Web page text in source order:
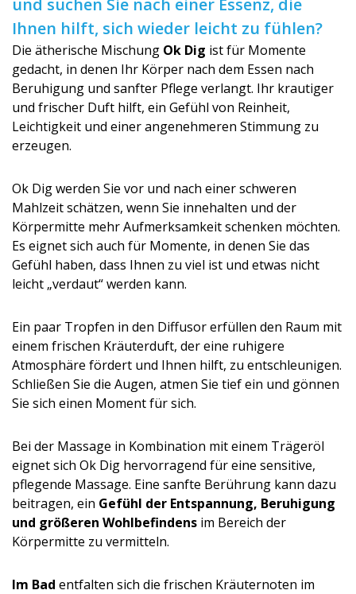
und suchen Sie nach einer Essenz, die
Ihnen hilft, sich wieder leicht zu fühlen?
Die ätherische Mischung Ok Dig ist für Momente
gedacht, in denen Ihr Körper nach dem Essen nach
Beruhigung und sanfter Pflege verlangt. Ihr krautiger
und frischer Duft hilft, ein Gefühl von Reinheit,
Leichtigkeit und einer angenehmeren Stimmung zu
erzeugen.
Ok Dig werden Sie vor und nach einer schweren
Mahlzeit schätzen, wenn Sie innehalten und der
Körpermitte mehr Aufmerksamkeit schenken möchten.
Es eignet sich auch für Momente, in denen Sie das
Gefühl haben, dass Ihnen zu viel ist und etwas nicht
leicht „verdaut“ werden kann.
Ein paar Tropfen in den Diffusor erfüllen den Raum mit
einem frischen Kräuterduft, der eine ruhigere
Atmosphäre fördert und Ihnen hilft, zu entschleunigen.
Schließen Sie die Augen, atmen Sie tief ein und gönnen
Sie sich einen Moment für sich.
Bei der Massage in Kombination mit einem Trägeröl
eignet sich Ok Dig hervorragend für eine sensitive,
pflegende Massage. Eine sanfte Berührung kann dazu
beitragen, ein Gefühl der Entspannung, Beruhigung
und größeren Wohlbefindens im Bereich der
Körpermitte zu vermitteln.
Im Bad entfalten sich die frischen Kräuternoten im